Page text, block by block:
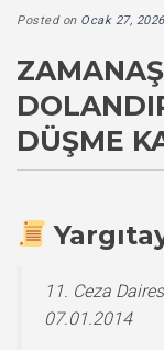
Posted on Ocak 27, 2026
DÜŞME
11. Ceza
07.01.2014